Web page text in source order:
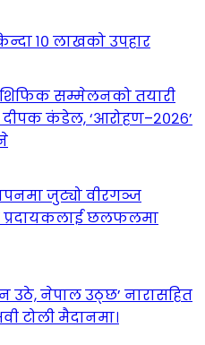
१० लाखको उपहार
सम्मेलनको तयारी
कंडेल, ‘आरोहण–२०२६’
जुट्यो वीरगञ्ज
प्रदायकलाई छलफलमा
उठे, नेपाल उठ्छ’ नारासहित
टोली मैदानमा।